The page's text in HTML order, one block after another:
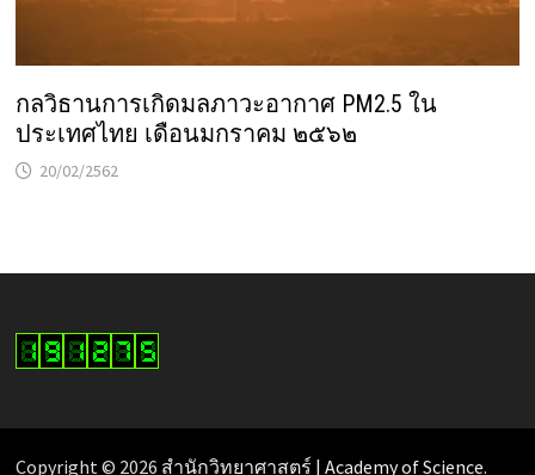
กลวิธานการเกิดมลภาวะอากาศ PM2.5 ใน
ประเทศไทย เดือนมกราคม ๒๕๖๒
20/02/2562
Copyright © 2026 สำนักวิทยาศาสตร์ | Academy of Science.